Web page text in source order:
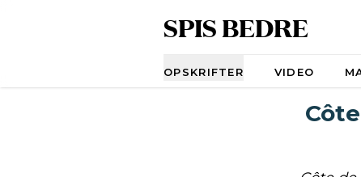
SPIS BEDRE
OPSKRIFTER VIDEO